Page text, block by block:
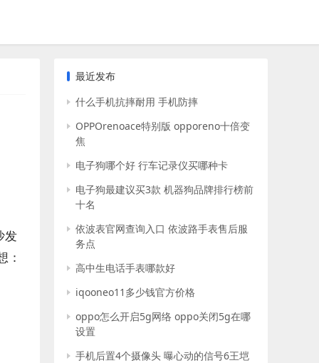
发
：
最近发布
什么手机抗摔耐用 手机防摔
OPPOrenoace特别版 opporeno十倍变
焦
电子狗哪个好 行车记录仪买哪种卡
电子狗最建议买3款 机器狗品牌排行榜前
十名
依波表官网查询入口 依波路手表售后服
务点
高中生电话手表哪款好
iqooneo11多少钱官方价格
oppo怎么开启5g网络 oppo关闭5g在哪
设置
手机后置4个摄像头 曝心动的信号6王垲